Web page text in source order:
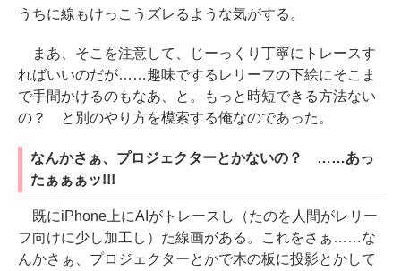
うちに線もけっこうズレるような気がする。
まあ、そこを注意して、じーっくり丁寧にトレースす
ればいいのだが……趣味でするレリーフの下絵にそこま
で手間かけるのもなあ、と。もっと時短できる方法ない
の？ と別のやり方を模索する俺なのであった。
なんかさぁ、プロジェクターとかないの？ ……あっ
たぁぁぁッ!!!
既にiPhone上にAIがトレースし（たのを人間がレリー
フ向けに少し加工し）た線画がある。これをさぁ……な
んかさぁ、プロジェクターとかで木の板に投影とかして